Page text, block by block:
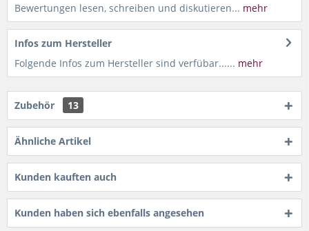
Bewertungen lesen, schreiben und diskutieren... mehr
Infos zum Hersteller
Folgende Infos zum Hersteller sind verfübar...... mehr
Zubehör 13
Ähnliche Artikel
Kunden kauften auch
Kunden haben sich ebenfalls angesehen